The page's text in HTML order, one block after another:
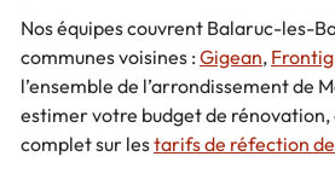
Nos équipes couvrent Balaruc-les-
communes voisines : Gigean,
l’ensemble de l’arrondissement de
estimer votre budget de rénovation,
complet sur lestarifs de réfection